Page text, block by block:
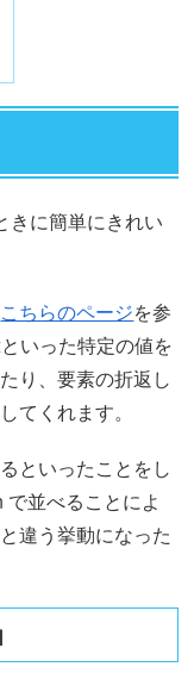
きに簡単にきれい
こちらのページを参
いった特定の値を
り、要素の折返し
てくれます。
といったことをし
並べることによ
違う挙動になった